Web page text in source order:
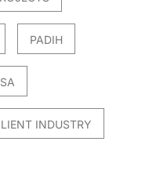
PADIH
INDUSTRY